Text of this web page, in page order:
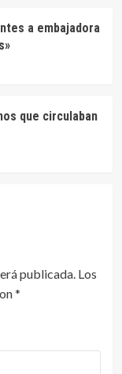
a embajadora
que circulaban
publicada. Los
*